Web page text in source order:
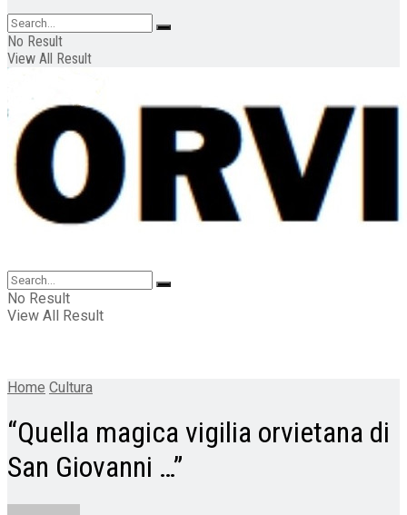
No Result
View All Result
No Result
View All Result
Home Cultura
“Quella magica vigilia orvietana di
San Giovanni …”